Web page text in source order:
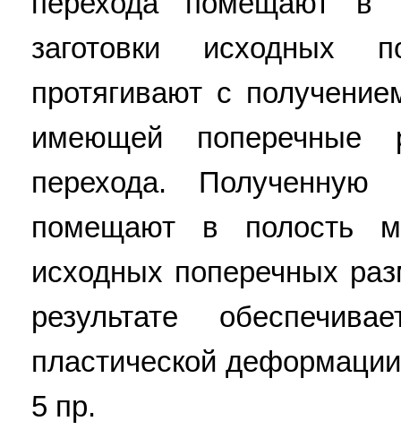
заготовки исходных
протягивают с
имеющей поперечные
перехода. Полученную
помещают в полость
исходных поперечных
результате
пластической
5 пр.